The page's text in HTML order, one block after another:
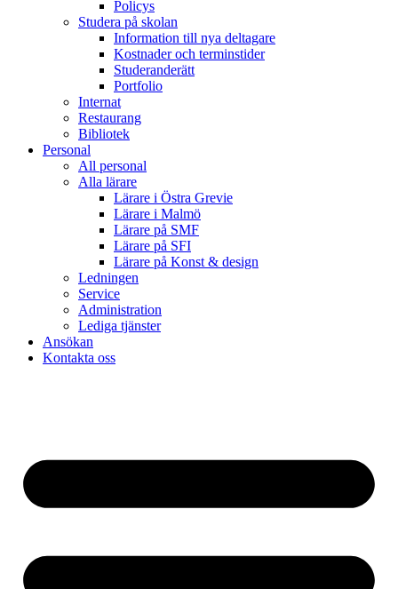
Policys
Studera på skolan
Information till nya deltagare
Kostnader och terminstider
Studeranderätt
Portfolio
Internat
Restaurang
Bibliotek
Personal
All personal
Alla lärare
Lärare i Östra Grevie
Lärare i Malmö
Lärare på SMF
Lärare på SFI
Lärare på Konst & design
Ledningen
Service
Administration
Lediga tjänster
Ansökan
Kontakta oss